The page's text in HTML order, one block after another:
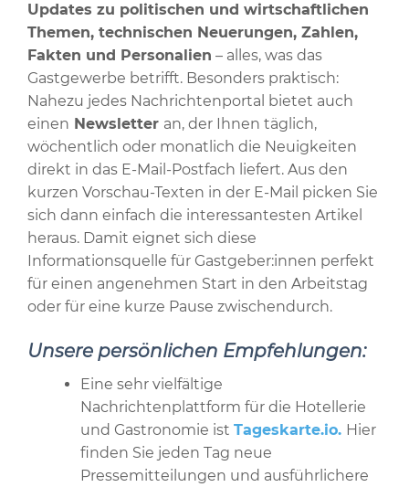
Updates zu politischen und wirtschaftlichen
Themen, technischen Neuerungen, Zahlen,
Fakten und Personalien – alles, was das
Gastgewerbe betrifft. Besonders praktisch:
Nahezu jedes Nachrichtenportal bietet auch
einen Newsletter an, der Ihnen täglich,
wöchentlich oder monatlich die Neuigkeiten
direkt in das E-Mail-Postfach liefert. Aus den
kurzen Vorschau-Texten in der E-Mail picken Sie
sich dann einfach die interessantesten Artikel
heraus. Damit eignet sich diese
Informationsquelle für Gastgeber:innen perfekt
für einen angenehmen Start in den Arbeitstag
oder für eine kurze Pause zwischendurch.
Unsere persönlichen Empfehlungen:
Eine sehr vielfältige
Nachrichtenplattform für die Hotellerie
und Gastronomie ist Tageskarte.io. Hier
finden Sie jeden Tag neue
Pressemitteilungen und ausführlichere